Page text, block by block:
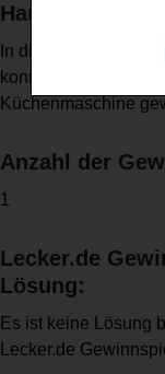
Hauptgewinne:
In diesem Lecker.de
konnten Sie eine
Küchenmaschine
Anzahl der
1
Lecker.de
Lösung:
Es ist keine Lösung
Lecker.de